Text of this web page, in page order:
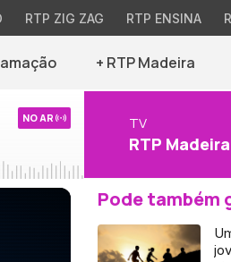
RTP ZIG ZAG RTP ENSINA
+ RTP Madeira
NO AR TV
RTP Madeira
Pode também